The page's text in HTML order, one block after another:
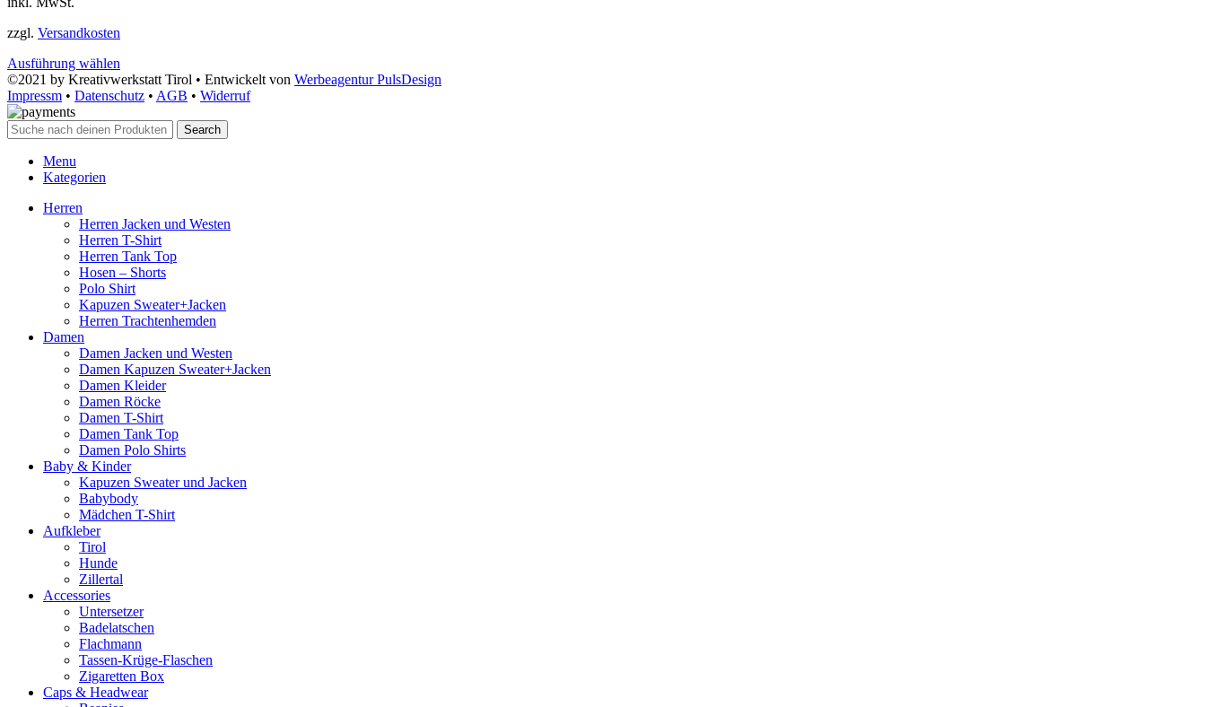
zzgl. Versandkosten
Ausführung wählen
©2021 by Kreativwerkstatt Tirol • Entwickelt von Werbeagentur PulsDesign
Impressm • Datenschutz • AGB • Widerruf
Search
Menu
Kategorien
Herren
Herren Jacken und Westen
Herren T-Shirt
Herren Tank Top
Hosen – Shorts
Polo Shirt
Kapuzen Sweater+Jacken
Herren Trachtenhemden
Damen
Damen Jacken und Westen
Damen Kapuzen Sweater+Jacken
Damen Kleider
Damen Röcke
Damen T-Shirt
Damen Tank Top
Damen Polo Shirts
Baby & Kinder
Kapuzen Sweater und Jacken
Babybody
Mädchen T-Shirt
Aufkleber
Tirol
Hunde
Zillertal
Accessories
Untersetzer
Badelatschen
Flachmann
Tassen-Krüge-Flaschen
Zigaretten Box
Caps & Headwear